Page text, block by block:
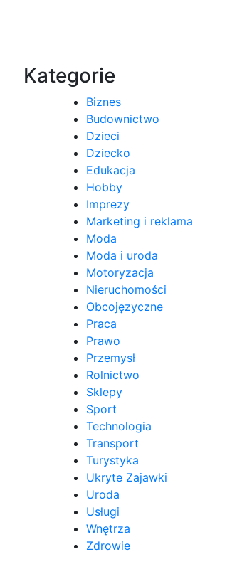
Kategorie
Biznes
Budownictwo
Dzieci
Dziecko
Edukacja
Hobby
Imprezy
Marketing i reklama
Moda
Moda i uroda
Motoryzacja
Nieruchomości
Obcojęzyczne
Praca
Prawo
Przemysł
Rolnictwo
Sklepy
Sport
Technologia
Transport
Turystyka
Ukryte Zajawki
Uroda
Usługi
Wnętrza
Zdrowie